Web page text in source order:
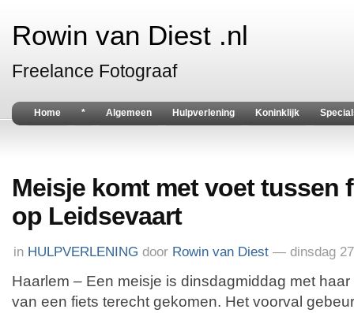
Rowin van Diest .nl
Freelance Fotograaf
Home * Algemeen Hulpverlening Koninklijk
Meisje komt met voet tussen
op Leidsevaart
in HULPVERLENING door Rowin van Diest — dinsdag
Haarlem – Een meisje is dinsdagmiddag met
van een fiets terecht gekomen. Het voorval